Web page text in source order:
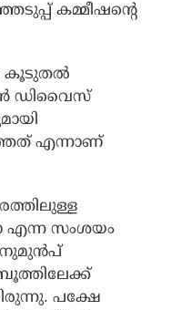
കമ്മീഷന്റെ
കൂടുതല്‍
ഡിവൈസ്
എന്നാണ്
എന്ന സംശയം
പക്ഷേ